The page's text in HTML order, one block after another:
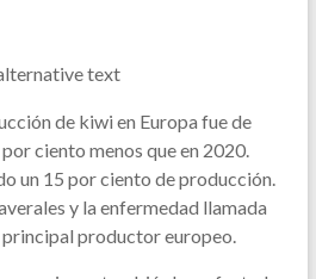
de kiwi en Europa fue de
ciento menos que en 2020.
un 15 por ciento de producción.
y la enfermedad llamada
principal productor europeo.